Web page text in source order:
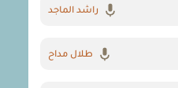
راشد الماجد
طلال مداح